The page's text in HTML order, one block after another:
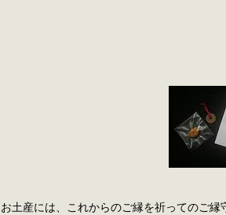
お土産には、これからのご縁を祈ってのご縁